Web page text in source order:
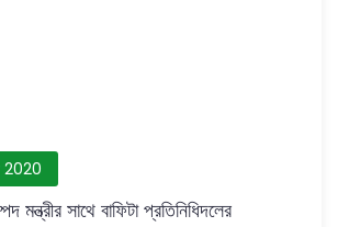
মন্ত্রীর সাথে বাফিটা প্রতিনিধিদলের